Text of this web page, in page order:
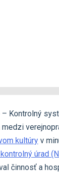
– Kontrolný
kultúry v
úrad
činnosť a